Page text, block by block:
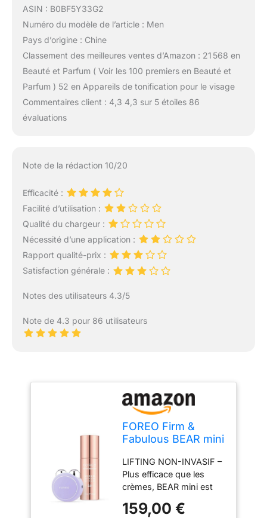
ASIN : B0BF5Y33G2
Numéro du modèle de l’article : Men
Pays d’origine : Chine
Classement des meilleures ventes d’Amazon : 21 568 en
Beauté et Parfum ( Voir les 100 premiers en Beauté et
Parfum ) 52 en Appareils de tonification pour le visage
Commentaires client : 4,3 4,3 sur 5 étoiles 86
évaluations
Note de la rédaction 10/20
Efficacité :
Facilité d’utilisation :
Qualité du chargeur :
Nécessité d’une application :
Rapport qualité-prix :
Satisfaction générale :
Notes des utilisateurs 4.3/5
Note de 4.3 pour 86 utilisateurs
FOREO Firm &
Fabulous BEAR mini
2.0 30ml | Appareil
massage visage |
Lifting visage |
Élimine le double
menton | Soin
LIFTING NON-INVASIF –
Plus efficace que les
crèmes, BEAR mini est
visage qui tonifie les 65
159,00 €